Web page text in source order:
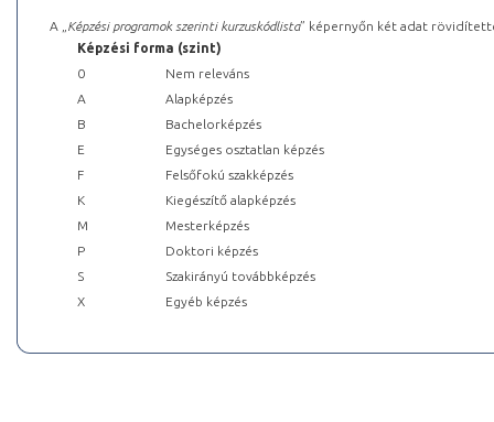
A „ Képzési programok szerinti kurzuskódlista” képernyőn két adat
Képzési forma (szint)
0
Nem releváns
A
Alapképzés
B
Bachelorképzés
E
Egységes osztatlan képzés
F
Felsőfokú szakképzés
K
Kiegészítő alapképzés
M
Mesterképzés
P
Doktori képzés
S
Szakirányú továbbképzés
X
Egyéb képzés